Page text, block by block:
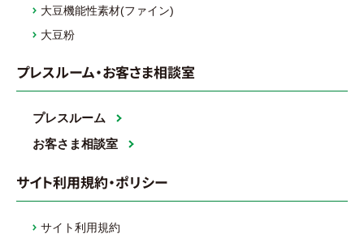
大豆機能性素材(ファイン)
大豆粉
プレスルーム・お客さま相談室
プレスルーム
お客さま相談室
サイト利用規約・ポリシー
サイト利用規約